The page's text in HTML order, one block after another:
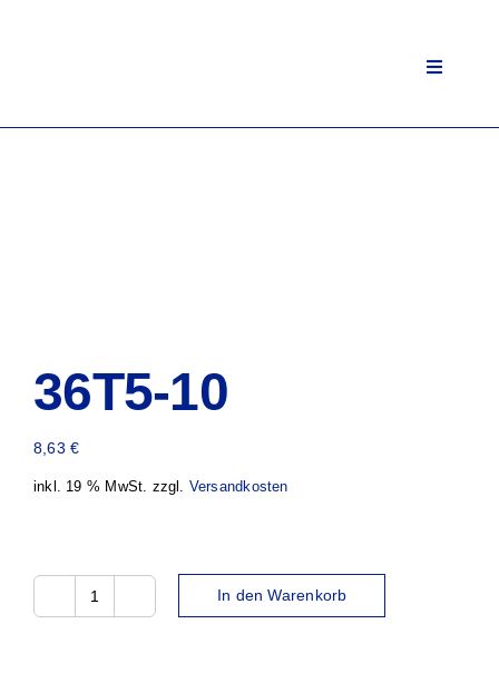
Toggle
36T5-10
8,63€
inkl. 19 % MwSt. zzgl. Versandkosten
36T5-
In den Warenkorb